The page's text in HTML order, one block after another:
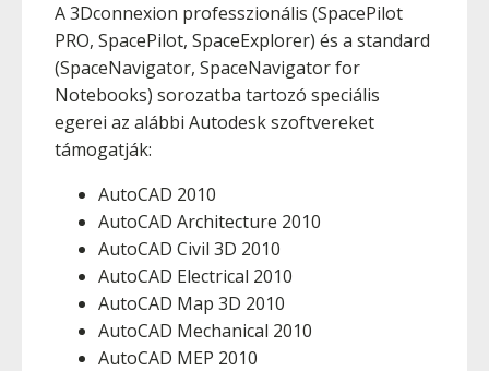
A 3Dconnexion professzionális (SpacePilot
PRO, SpacePilot, SpaceExplorer) és a standard
(SpaceNavigator, SpaceNavigator for
Notebooks) sorozatba tartozó speciális
egerei az alábbi Autodesk szoftvereket
támogatják:
AutoCAD 2010
AutoCAD Architecture 2010
AutoCAD Civil 3D 2010
AutoCAD Electrical 2010
AutoCAD Map 3D 2010
AutoCAD Mechanical 2010
AutoCAD MEP 2010